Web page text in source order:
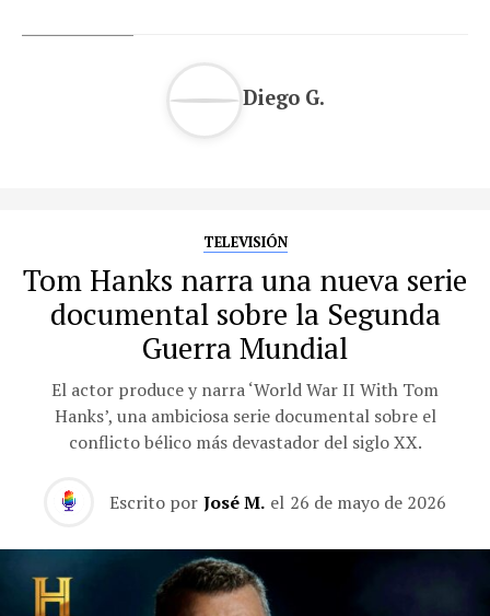
Diego G.
TELEVISIÓN
Tom Hanks narra una nueva serie
documental sobre la Segunda
Guerra Mundial
El actor produce y narra ‘World War II With Tom
Hanks’, una ambiciosa serie documental sobre el
conflicto bélico más devastador del siglo XX.
Escrito por José M. el 26 de mayo de 2026